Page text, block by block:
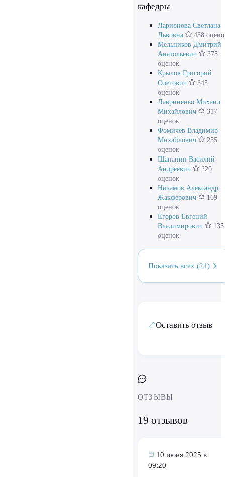
кафедры
Ларионова Светлана
Львовна
438
Мельников Дмитрий
Анатольевич
375
оценок
Крылов Григорий
Олегович
345
оценок
Лавриненко Михаил
Михайлович
317
оценок
Фомичев Владимир
Михайлович
255
оценок
Шананин Василий
Андреевич
220
оценок
Низамов Александр
Жакферович
169
оценок
Егоров Евгений
Владимирович
135
оценок
Показать всех (21)
Оставить отзыв
ОТЗЫВЫ
19 отзывов
10 июня 2025 в
09:20